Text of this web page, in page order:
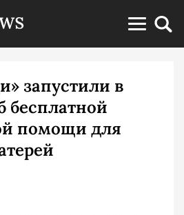
запустили в
бесплатной
помощи для